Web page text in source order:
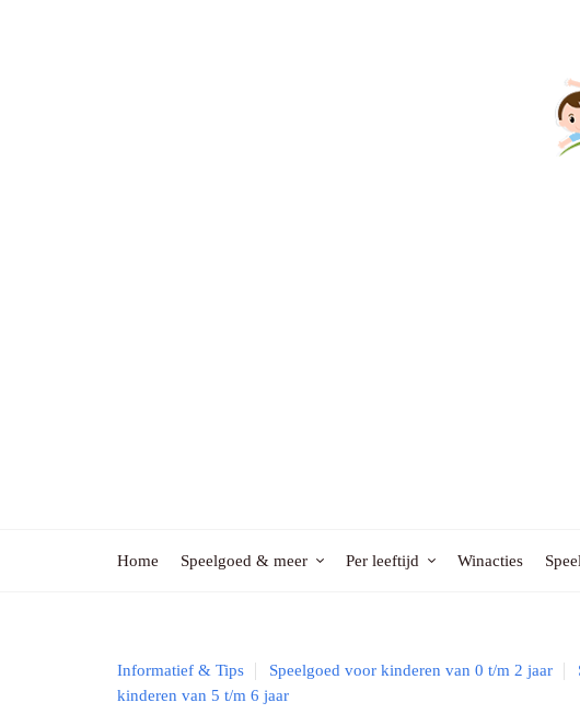
Home Speelgoed & meer Per leeftijd Winacties
Informatief & Tips Speelgoed voor kinderen van 0 t/m 2 jaar
kinderen van 5 t/m 6 jaar